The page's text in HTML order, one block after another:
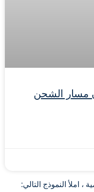
مسار الشحن
، املأ النموذج التالي: